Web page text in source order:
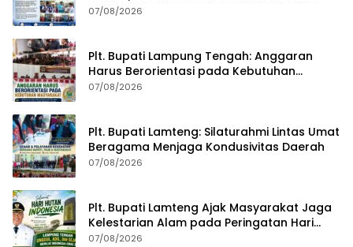
Warga
07/08/2026
Plt. Bupati Lampung Tengah: Anggaran
Harus Berorientasi pada Kebutuhan
Masyarakat
07/08/2026
Plt. Bupati Lamteng: Silaturahmi Lintas Umat
Beragama Menjaga Kondusivitas Daerah
07/08/2026
Plt. Bupati Lamteng Ajak Masyarakat Jaga
Kelestarian Alam pada Peringatan Hari
Hutan Indonesia 2026
07/08/2026